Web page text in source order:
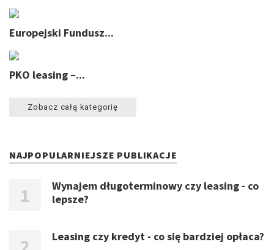
Europejski Fundusz...
PKO leasing –...
Zobacz całą kategorię
NAJPOPULARNIEJSZE PUBLIKACJE
Wynajem długoterminowy czy leasing - co
lepsze?
Leasing czy kredyt - co się bardziej opłaca?